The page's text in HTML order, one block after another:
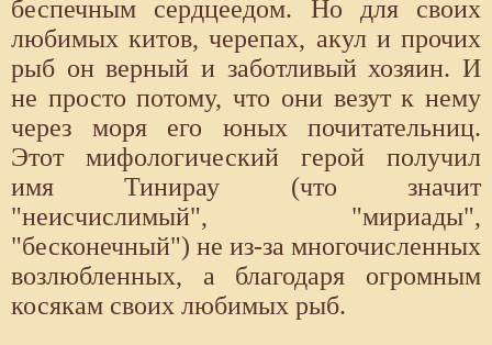
беспечным сердцеедом. Но для своих
любимых китов, черепах, акул и прочих
рыб он верный и заботливый хозяин. И
не просто потому, что они везут к нему
через моря его юных почитательниц.
Этот мифологический герой получил
имя Тинирау (что значит
"неисчислимый", "мириады",
"бесконечный") не из-за многочисленных
возлюбленных, а благодаря огромным
косякам своих любимых рыб.